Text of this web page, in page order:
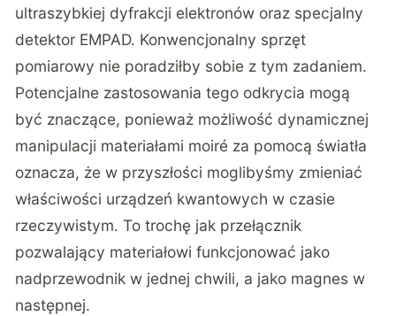
ultraszybkiej dyfrakcji elektronów oraz specjalny
detektor EMPAD. Konwencjonalny sprzęt
pomiarowy nie poradziłby sobie z tym zadaniem.
Potencjalne zastosowania tego odkrycia mogą
być znaczące, ponieważ możliwość dynamicznej
manipulacji materiałami moiré za pomocą światła
oznacza, że w przyszłości moglibyśmy zmieniać
właściwości urządzeń kwantowych w czasie
rzeczywistym. To trochę jak przełącznik
pozwalający materiałowi funkcjonować jako
nadprzewodnik w jednej chwili, a jako magnes w
następnej.